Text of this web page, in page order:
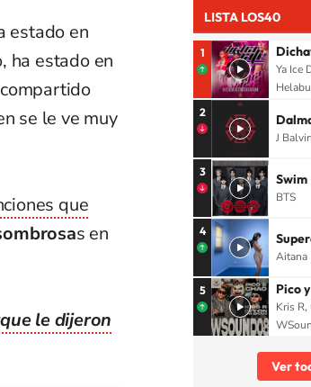
estado en
ha estado en
se le ve muy
que
s en
le dijeron
LISTA LOS40
1
Ya Ice
2
J
3 Swim
BTS
4
Aitana
5 Pico
Kris
Ver